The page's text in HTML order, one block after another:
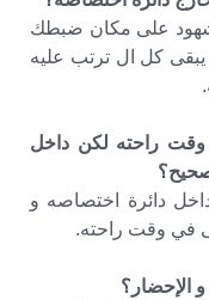
على مكان ضبطك
كل ال ترتب عليه
راحته لكن داخل
دائرة اختصاصه و
في وقت راحته.
الإحضار؟